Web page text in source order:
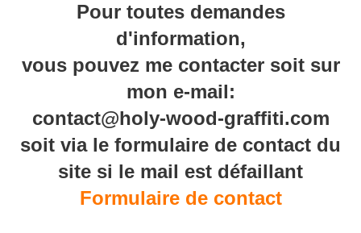
Pour toutes demandes
d'information,
vous pouvez me contacter soit sur
mon e-mail:
contact@holy-wood-graffiti.com
soit via le formulaire de contact du
site si le mail est défaillant
Formulaire de contact